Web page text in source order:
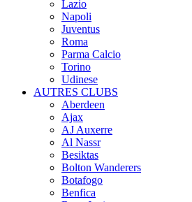
Lazio
Napoli
Juventus
Roma
Parma Calcio
Torino
Udinese
AUTRES CLUBS
Aberdeen
Ajax
AJ Auxerre
Al Nassr
Besiktas
Bolton Wanderers
Botafogo
Benfica